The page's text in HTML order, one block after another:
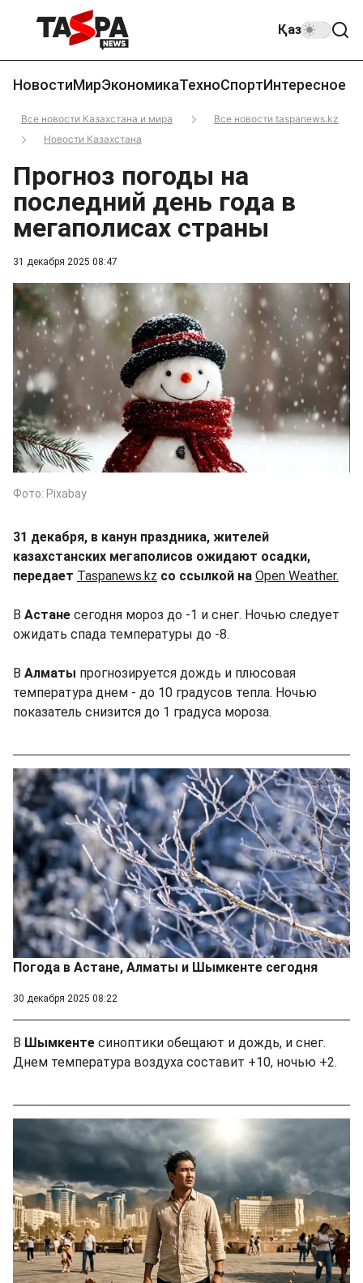
Қаз
НовостиМирЭкономикаТехноСпортИнтересное
Все новости Казахстана и мира
Все новости taspanews.kz
Новости Казахстана
31 декабря 2025 08:47
Прогноз погоды на
последний день года в
мегаполисах страны
Фото: Pixabay
31 декабря, в канун праздника, жителей
казахстанских мегаполисов ожидают осадки,
передает Taspanews.kz со ссылкой на Open Weather.
В Астане сегодня мороз до -1 и снег. Ночью следует
ожидать спада температуры до -8.
В Алматы прогнозируется дождь и плюсовая
температура днем - до 10 градусов тепла. Ночью
показатель снизится до 1 градуса мороза.
Погода в Астане, Алматы и Шымкенте сегодня
30 декабря 2025 08:22
В Шымкенте синоптики обещают и дождь, и снег.
Днем температура воздуха составит +10, ночью +2.